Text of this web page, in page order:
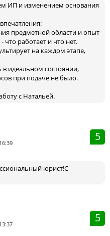
ИП и изменением основания
предметной области и опыт
работает и что нет.
на каждом этапе,
идеальном состоянии,
при подаче не было.
с Натальей.
5
юрист!С
5